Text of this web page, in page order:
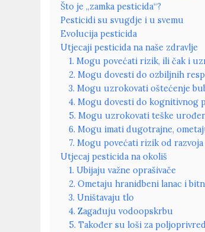
Što je „zamka pesticida“?
Pesticidi su svugdje i u svemu
Evolucija pesticida
Utjecaji pesticida na naše zdravlje
1. Mogu povećati rizik, ili čak i
2. Mogu dovesti do ozbiljnih
3. Mogu uzrokovati oštećenje
4. Mogu dovesti do kognitivnog
5. Mogu uzrokovati teške
6. Mogu imati dugotrajne,
7. Mogu povećati rizik od
Utjecaj pesticida na okoliš
1. Ubijaju važne oprašivače
2. Ometaju hranidbeni lanac i
3. Uništavaju tlo
4. Zagađuju vodoopskrbu
5. Također su loši za